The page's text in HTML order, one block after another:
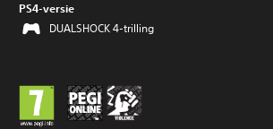
PS4-versie
DUALSHOCK 4-trilling